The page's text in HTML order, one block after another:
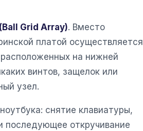
Grid Array). Вместо
платой осуществляется
на нижней
винтов, защелок или
узел.
снятие клавиатуры,
последующее откручивание